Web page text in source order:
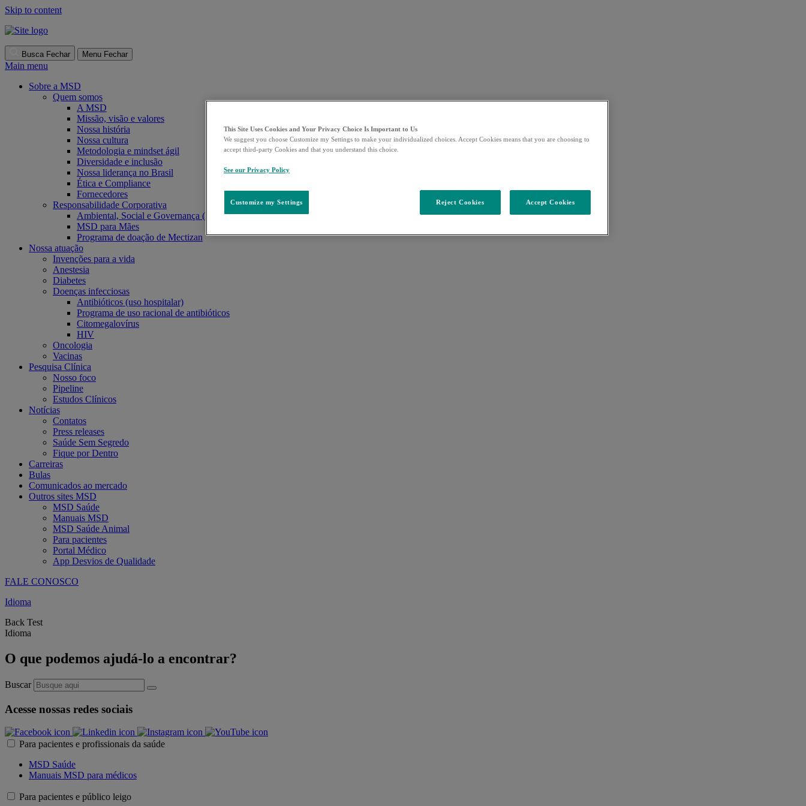
Skip to content
Busca Fechar Menu Fechar
Main menu
Sobre a MSD
Quem somos
A MSD
Missão, visão e valores
Nossa história
Nossa cultura
Metodologia e mindset ágil
Diversidade e inclusão
Nossa liderança no Brasil
Ética e Compliance
Fornecedores
Responsabilidade Corporativa
Ambiental, Social e Governança (ESG)
MSD para Mães
Programa de doação de Mectizan
Nossa atuação
Invenções para a vida
Anestesia
Diabetes
Doenças infecciosas
Antibióticos (uso hospitalar)
Programa de uso racional de antibióticos
Citomegalovírus
HIV
Oncologia
Vacinas
Pesquisa Clínica
Nosso foco
Pipeline
Estudos Clínicos
Notícias
Contatos
Press releases
Saúde Sem Segredo
Fique por Dentro
Carreiras
Bulas
Comunicados ao mercado
Outros sites MSD
MSD Saúde
Manuais MSD
MSD Saúde Animal
Para pacientes
Portal Médico
App Desvios de Qualidade
FALE CONOSCO
Idioma
Back Test
Idioma
O que podemos ajudá-lo a encontrar?
Buscar
Acesse nossas redes sociais
Para pacientes e profissionais da saúde
MSD Saúde
Manuais MSD para médicos
Para pacientes e público leigo
This Site Uses Cookies and Your Privacy Choice Is Important to Us
We suggest you choose Customize my Settings to make your individualized choices. Accept Cookies means that you are choosing to
accept third-party Cookies and that you understand this choice.
See our Privacy Policy
Customize my Settings Reject Cookies Accept Cookies